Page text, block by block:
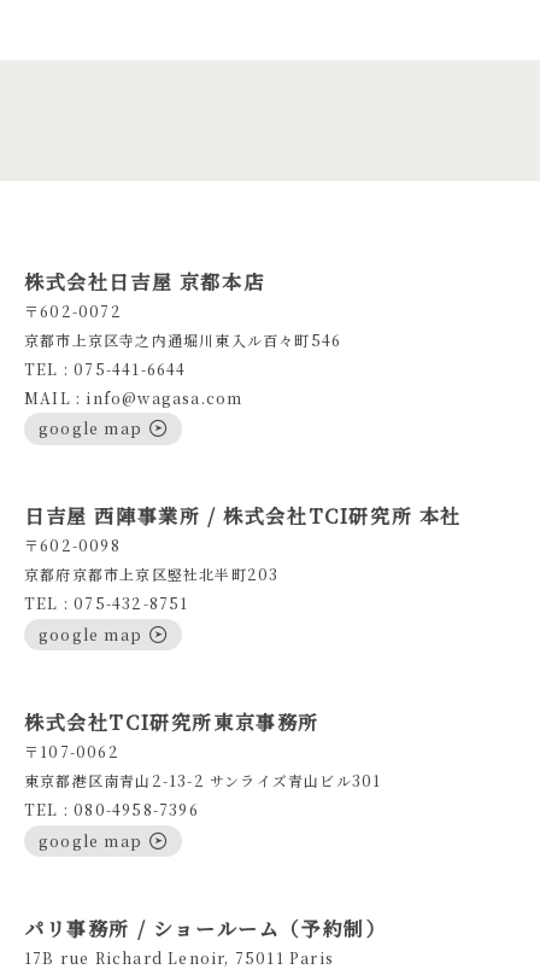
株式会社日吉屋 京都本店
〒602-0072
京都市上京区寺之内通堀川東入ル百々町546
TEL : 075-441-6644
MAIL : info@wagasa.com
google map
日吉屋 西陣事業所 / 株式会社TCI研究所 本社
〒602-0098
京都府京都市上京区竪社北半町203
TEL : 075-432-8751
google map
株式会社TCI研究所東京事務所
〒107-0062
東京都港区南青山2-13-2 サンライズ青山ビル301
TEL : 080-4958-7396
google map
パリ事務所 / ショールーム（予約制）
17B rue Richard Lenoir, 75011 Paris